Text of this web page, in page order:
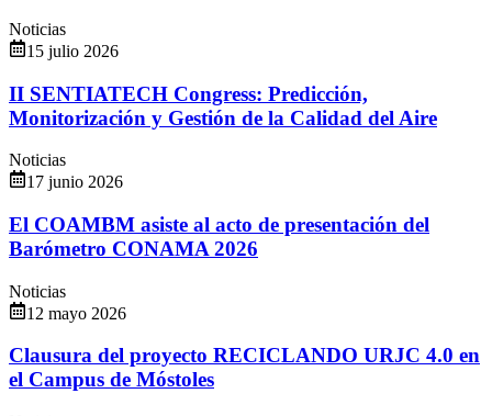
Noticias
15 julio 2026
II SENTIATECH Congress: Predicción,
Monitorización y Gestión de la Calidad del Aire
Noticias
17 junio 2026
El COAMBM asiste al acto de presentación del
Barómetro CONAMA 2026
Noticias
12 mayo 2026
Clausura del proyecto RECICLANDO URJC 4.0 en
el Campus de Móstoles